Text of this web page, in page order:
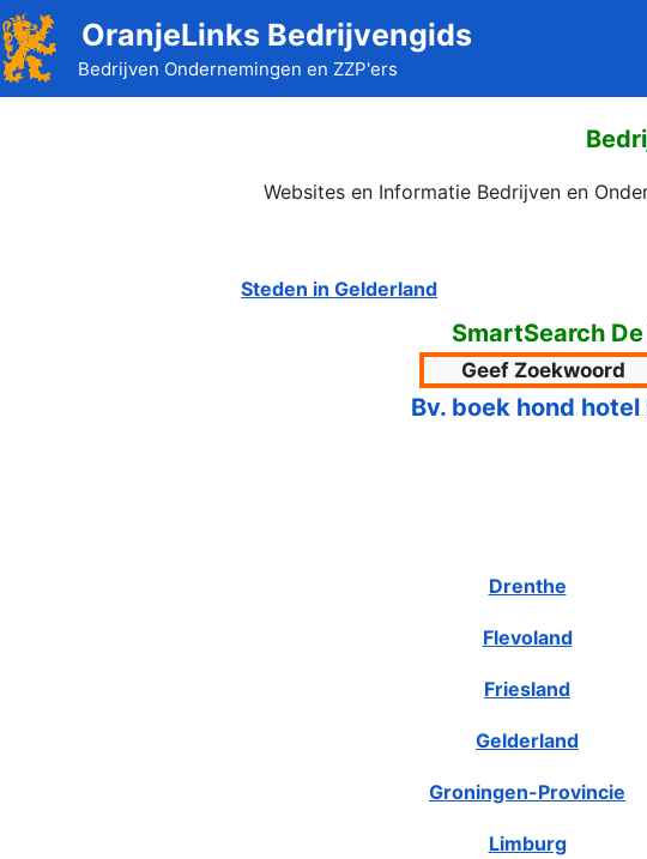
Ga
naar
de
inhoud
OranjeLinks Bedrijvengids
Bedrijven Ondernemingen en ZZP'ers
Websites en Informatie Bedrijven en
Steden in Gelderland
SmartSearch
Bv. boek hond hotel
Drenthe
Flevoland
Friesland
Gelderland
Groningen-Provincie
Limburg